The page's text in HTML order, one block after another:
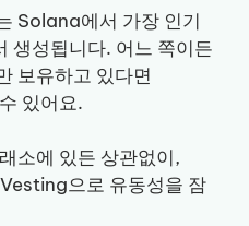
Solana에서 가장 인기
생성됩니다. 어느 쪽이든
보유하고 있다면
있어요.
소에 있든 상관없이,
으로 유동성을 잠